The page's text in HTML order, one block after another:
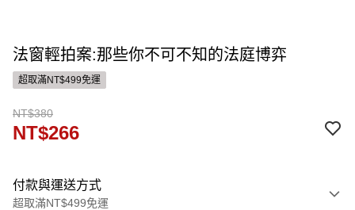
法窗輕拍案:那些你不可不知的法庭博弈
超取滿NT$499免運
NT$380
NT$266
付款與運送方式
超取滿NT$499免運